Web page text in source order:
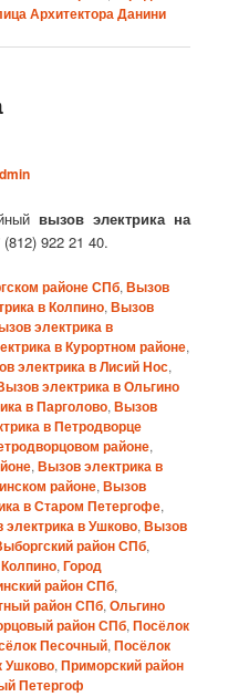
Архитектора Данини
вызов электрика на
922 21 40.
районе СПб,Вызов
в Колпино,Вызов
электрика в
в Курортном районе,
электрика в Лисий Нос,
электрика в Ольгино
в Парголово,Вызов
в Петродворце
районе,
,Вызов электрика в
районе,Вызов
в Старом Петергофе,
в Ушково,Вызов
район СПб,
,Город
район СПб,
район СПб,Ольгино
район СПб,Посёлок
Песочный,Посёлок
Ушково,Приморский район
Петергоф